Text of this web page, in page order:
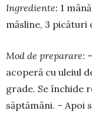
Ingrediente: 1
măsline, 3 picături
Mod de preparare:
acoperă cu uleiul
grade. Se închide
săptămâni. – Apoi